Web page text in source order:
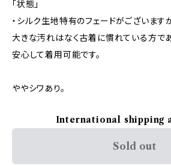
「状態」
・シルク生地特有のフェードがございますが
大きな汚れはなく古着に慣れている方で
安心して着用可能です。
ややシワあり。
International shipping
Sold out